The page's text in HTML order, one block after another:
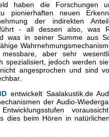
haben die Forschungen
pionierhaften neuen
der indirekten
- all dessen also, was
was in seiner Summe aus
aber sehr
spezialisiert, jedoch werden
angesprochen und sind
entwickelt Saalakustik.de
der Audio-
dies beim Hören in